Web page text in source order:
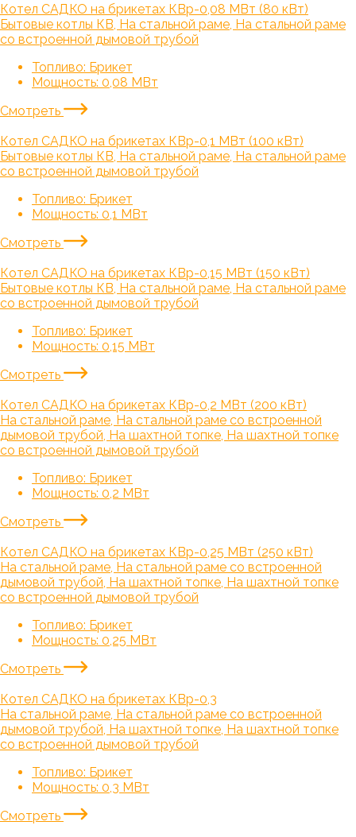
Котел САДКО на брикетах КВр-0,08 МВт (80 кВт)
Бытовые котлы КВ, На стальной раме, На стальной раме
со встроенной дымовой трубой
Топливо: Брикет
Мощность: 0,08 МВт
Смотреть
Котел САДКО на брикетах КВр-0,1 МВт (100 кВт)
Бытовые котлы КВ, На стальной раме, На стальной раме
со встроенной дымовой трубой
Топливо: Брикет
Мощность: 0,1 МВт
Смотреть
Котел САДКО на брикетах КВр-0,15 МВт (150 кВт)
Бытовые котлы КВ, На стальной раме, На стальной раме
со встроенной дымовой трубой
Топливо: Брикет
Мощность: 0,15 МВт
Смотреть
Котел САДКО на брикетах КВр-0,2 МВт (200 кВт)
На стальной раме, На стальной раме со встроенной
дымовой трубой, На шахтной топке, На шахтной топке
со встроенной дымовой трубой
Топливо: Брикет
Мощность: 0,2 МВт
Смотреть
Котел САДКО на брикетах КВр-0,25 МВт (250 кВт)
На стальной раме, На стальной раме со встроенной
дымовой трубой, На шахтной топке, На шахтной топке
со встроенной дымовой трубой
Топливо: Брикет
Мощность: 0,25 МВт
Смотреть
Котел САДКО на брикетах КВр-0,3
На стальной раме, На стальной раме со встроенной
дымовой трубой, На шахтной топке, На шахтной топке
со встроенной дымовой трубой
Топливо: Брикет
Мощность: 0,3 МВт
Смотреть